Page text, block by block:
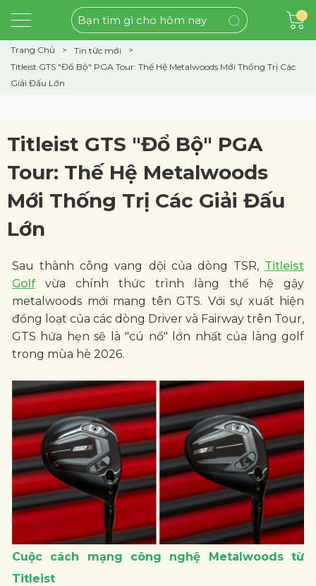
Trang Chủ
Tin tức mới
Titleist GTS "Đổ Bộ" PGA Tour: Thế Hệ Metalwoods Mới Thống Trị Các
Giải Đấu Lớn
Titleist GTS "Đổ Bộ" PGA
Tour: Thế Hệ Metalwoods
Mới Thống Trị Các Giải Đấu
Lớn
Sau thành công vang dội của dòng TSR, Titleist
Golfvừa chính thức trình làng thế hệ gậy
metalwoods mới mang tên GTS. Với sự xuất hiện
đồng loạt của các dòng Driver và Fairway trên Tour,
GTS hứa hẹn sẽ là "cú nổ" lớn nhất của làng golf
trong mùa hè 2026.
Cuộc cách mạng công nghệ Metalwoods từ
Titleist